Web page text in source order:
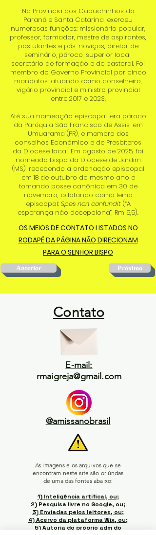
Na Província dos Capuchinhos do
Paraná e Santa Catarina, exerceu
numerosas funções: missionário popular,
professor, formador, mestre de aspirantes,
postulantes e pós-noviços, diretor de
seminário, pároco, superior local,
secretário de formação e de pastoral. Foi
membro do Governo Provincial por cinco
mandatos, atuando como conselheiro,
vigário provincial e ministro provincial
entre 2017 e 2023.
Até sua nomeação episcopal, era pároco
da Paróquia São Francisco de Assis, em
Umuarama (PR), e membro dos
conselhos Econômico e de Presbíteros
da Diocese local. Em agosto de 2025, foi
nomeado bispo da Diocese de Jardim
(MS), recebendo a ordenação episcopal
em 18 de outubro do mesmo ano e
tomando posse canônica em 30 de
novembro, adotando como lema
episcopal: Spes non confundit(“A
esperança não decepciona”, Rm 5,5).
OS MEIOS DE CONTATO LISTADOS NO
RODAPÉ DA PÁGINA NÃO DIRECIONAM
PARA O SENHOR BISPO
Anterior Próximo
Contato
E-mail:
rmaigreja@gmail.com
@amissanobrasil
As imagens e os arquivos que se
encontram neste site são oriúndas
de uma das fontes abaixo:
1) Inteligência artifical, ou;
2) Pesquisa livre no Google, ou;
3) Enviadas pelos leitores, ou;
4) Acervo da plataforma Wix, ou;
5) Autoria do próprio adm do